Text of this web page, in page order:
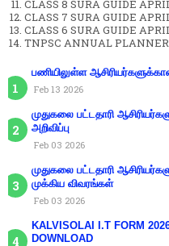
CLASS 8 SURA GUIDE
CLASS 7 SURA GUIDE
CLASS 6 SURA GUIDE
TNPSC ANNUAL PLANNER
பணியிலுள்ள
Feb 13 2026
முதுகலை பட்டதாரி
அறிவிப்பு
Feb 03 2026
முதுகலை பட்டதாரி
முக்கிய விவரங்கள்
Feb 03 2026
KALVISOLAI I.T FORM
DOWNLOAD